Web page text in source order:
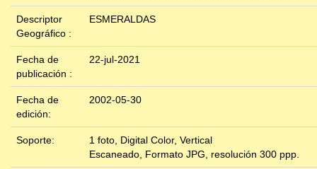
Descriptor
Geográfico :
ESMERALDAS
Fecha de
publicación :
22-jul-2021
Fecha de
edición:
2002-05-30
Soporte:
1 foto, Digital Color, Vertical
Escaneado, Formato JPG, resolución 300 ppp.